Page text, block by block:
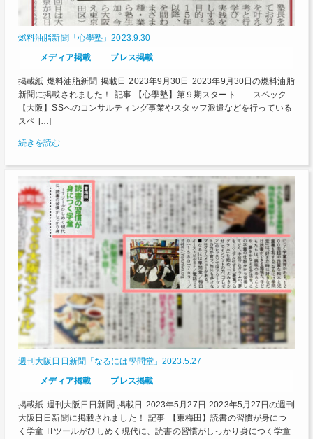
燃料油脂新聞「心學塾」2023.9.30
メディア掲載
プレス掲載
掲載紙 燃料油脂新聞 掲載日 2023年9月30日 2023年9月30日の燃料油脂
新聞に掲載されました！ 記事 【心學塾】第９期スタート スペック
【大阪】SSへのコンサルティング事業やスタッフ派遣などを行っている
スペ […]
続きを読む
週刊大阪日日新聞「なるには學問堂」2023.5.27
メディア掲載
プレス掲載
掲載紙 週刊大阪日日新聞 掲載日 2023年5月27日 2023年5月27日の週刊
大阪日日新聞に掲載されました！ 記事 【東梅田】読書の習慣が身につ
く学童 ITツールがひしめく現代に、読書の習慣がしっかり身につく学童